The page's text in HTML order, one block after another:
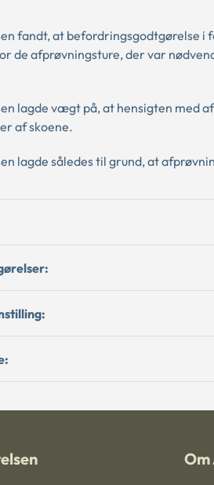
fandt, at befordringsgodtgørelse i
de afprøvningsture, der var
lagde vægt på, at hensigten med
af skoene.
lagde således til grund, at
Om